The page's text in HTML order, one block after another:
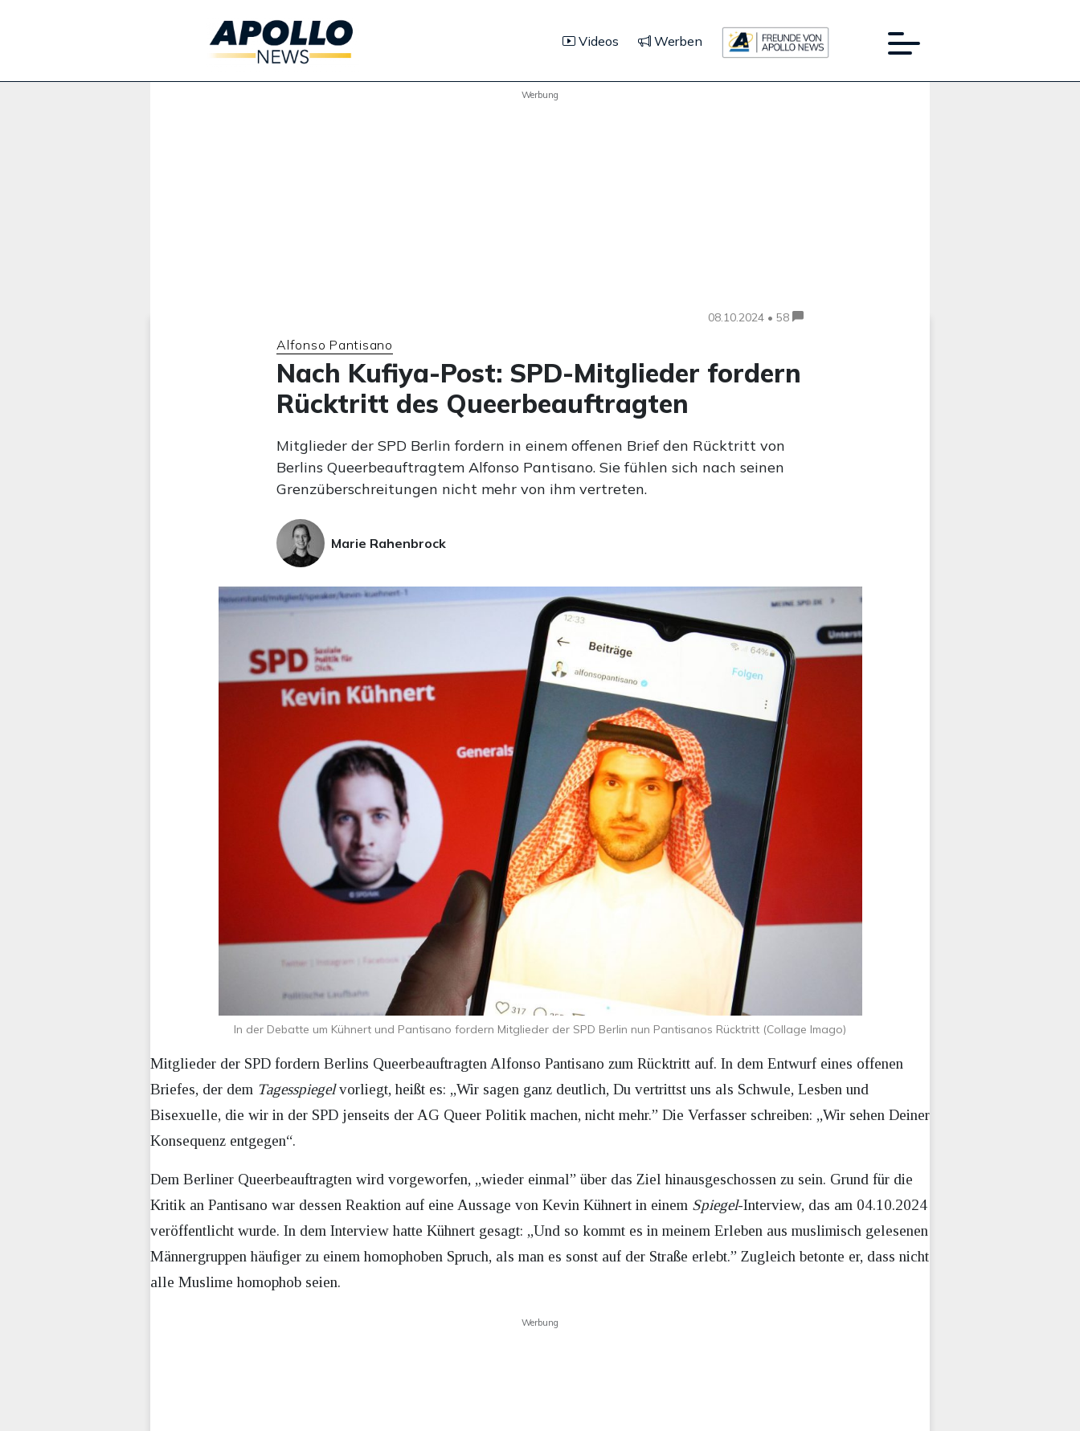
Videos Werben
Werbung
08.10.2024 • 58
Alfonso Pantisano
Nach Kufiya-Post: SPD-Mitglieder fordern
Rücktritt des Queerbeauftragten
Mitglieder der SPD Berlin fordern in einem offenen Brief den Rücktritt von
Berlins Queerbeauftragtem Alfonso Pantisano. Sie fühlen sich nach seinen
Grenzüberschreitungen nicht mehr von ihm vertreten.
Marie Rahenbrock
In der Debatte um Kühnert und Pantisano fordern Mitglieder der SPD Berlin nun Pantisanos Rücktritt (Collage Imago)
Mitglieder der SPD fordern Berlins Queerbeauftragten Alfonso Pantisano zum Rücktritt auf. In dem Entwurf eines offenen
Briefes, der dem Tagesspiegelvorliegt, heißt es: „Wir sagen ganz deutlich, Du vertrittst uns als Schwule, Lesben und
Bisexuelle, die wir in der SPD jenseits der AG Queer Politik machen, nicht mehr.” Die Verfasser schreiben: „Wir sehen Deiner
Konsequenz entgegen“.
Dem Berliner Queerbeauftragten wird vorgeworfen, „wieder einmal” über das Ziel hinausgeschossen zu sein. Grund für die
Kritik an Pantisano war dessen Reaktion auf eine Aussage von Kevin Kühnert in einem Spiegel-Interview, das am 04.10.2024
veröffentlicht wurde. In dem Interview hatte Kühnert gesagt: „Und so kommt es in meinem Erleben aus muslimisch gelesenen
Männergruppen häufiger zu einem homophoben Spruch, als man es sonst auf der Straße erlebt.” Zugleich betonte er, dass nicht
alle Muslime homophob seien.
Werbung